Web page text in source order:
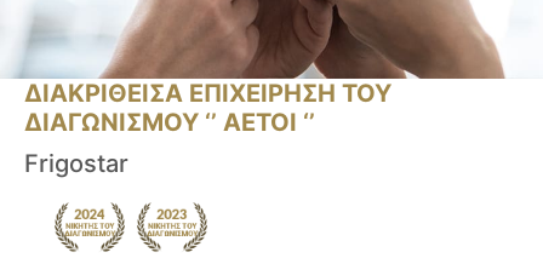
ΔΙΑΚΡΙΘΕΙΣΑ ΕΠΙΧΕΙΡΗΣΗ ΤΟΥ
ΔΙΑΓΩΝΙΣΜΟΥ ‘’ ΑΕΤΟΙ ‘’
Frigostar